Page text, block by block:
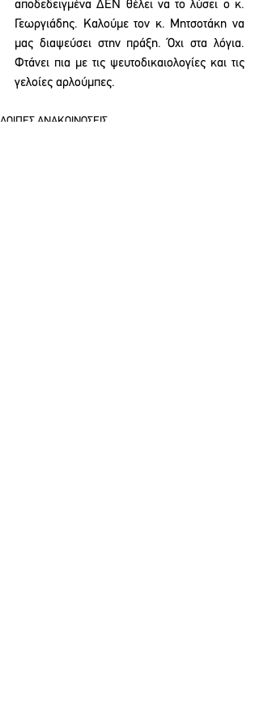
αποδεδειγμένα ΔΕΝ θέλει να το λύσει ο κ.
Γεωργιάδης. Καλούμε τον κ. Μητσοτάκη να
μας διαψεύσει στην πράξη. Όχι στα λόγια.
Φτάνει πια με τις ψευτοδικαιολογίες και τις
γελοίες αρλούμπες.
ΛΟΙΠΕΣ ΑΝΑΚΟΙΝΩΣΕΙΣ